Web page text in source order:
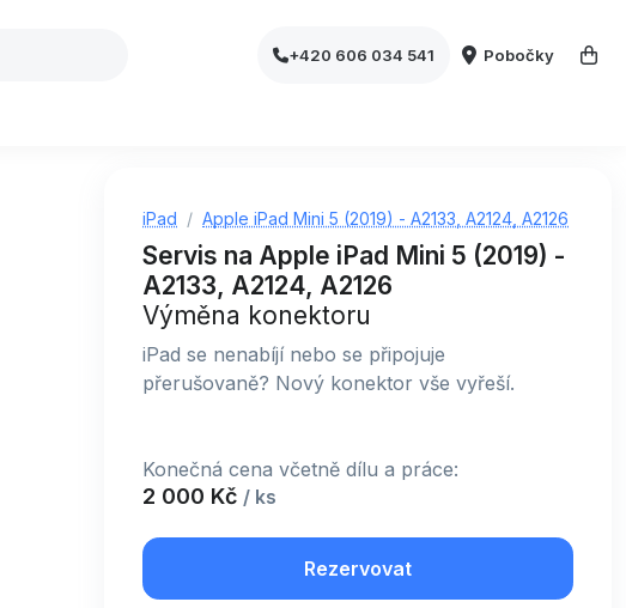
+420 606 034 541 Pobočky
iPad Apple iPad Mini 5 (2019) - A2133, A2124, A2126
Servis na Apple iPad Mini 5 (2019) -
A2133, A2124, A2126
Výměna konektoru
iPad se nenabíjí nebo se připojuje
přerušovaně? Nový konektor vše vyřeší.
Konečná cena včetně dílu a práce:
2 000 Kč / ks
Rezervovat